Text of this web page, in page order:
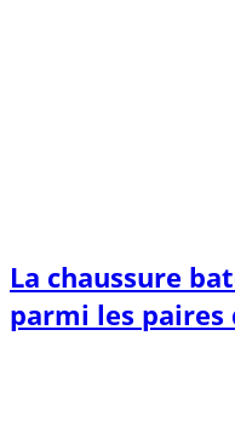
La chaussure
parmi les paires